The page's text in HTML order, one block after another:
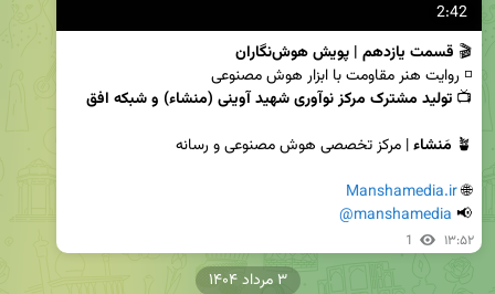
2:42
🎬 قسمت یازدهم | پویش هوش‌نگاران
📺 تولید مشترک مرکز نوآوری شهید آوینی (منشاء) و شبکه افق
🪴 مَنشاء
🌐
Manshamedia.ir
📢
@manshamedia
1 ۱۳:۵۲
۳ مرداد ۱۴۰۴